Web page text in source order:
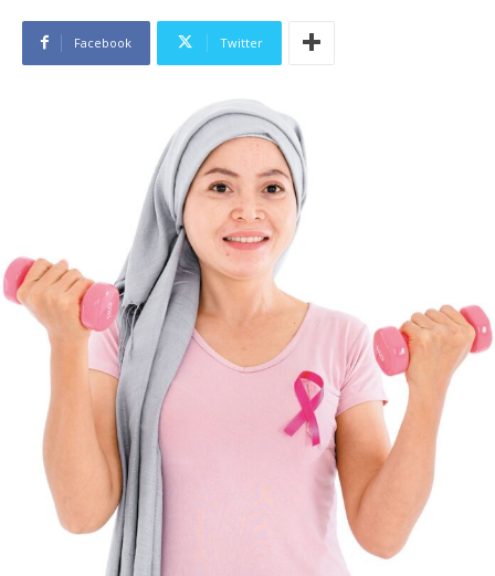
Facebook Twitter